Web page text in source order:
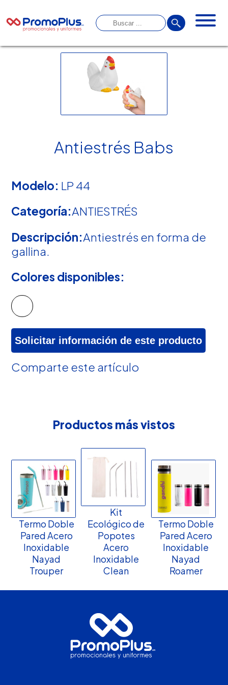
Antiestrés Babs
Modelo: LP 44
Categoría:ANTIESTRÉS
Descripción:Antiestrés en forma de
gallina.
Colores disponibles:
Solicitar información de este producto
Comparte este artículo
Productos más vistos
Termo Doble
Pared Acero
Inoxidable
Nayad
Trouper
Kit
Ecológico de
Popotes
Acero
Inoxidable
Clean
Termo Doble
Pared Acero
Inoxidable
Nayad
Roamer